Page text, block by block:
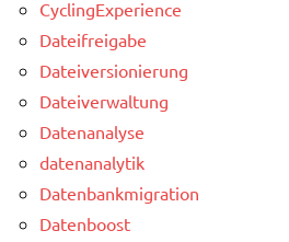
CyclingExperience
Dateifreigabe
Dateiversionierung
Dateiverwaltung
Datenanalyse
datenanalytik
Datenbankmigration
Datenboost